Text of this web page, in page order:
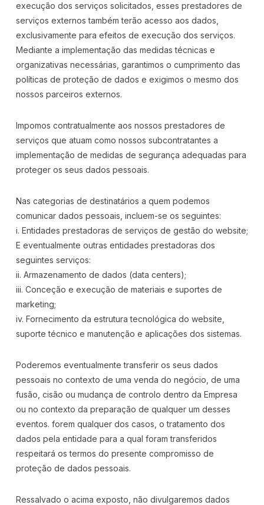
execução dos serviços solicitados, esses prestadores de
serviços externos também terão acesso aos dados,
exclusivamente para efeitos de execução dos serviços.
Mediante a implementação das medidas técnicas e
organizativas necessárias, garantimos o cumprimento das
políticas de proteção de dados e exigimos o mesmo dos
nossos parceiros externos.
Impomos contratualmente aos nossos prestadores de
serviços que atuam como nossos subcontratantes a
implementação de medidas de segurança adequadas para
proteger os seus dados pessoais.
Nas categorias de destinatários a quem podemos
comunicar dados pessoais, incluem-se os seguintes:
i. Entidades prestadoras de serviços de gestão do website;
E eventualmente outras entidades prestadoras dos
seguintes serviços:
ii. Armazenamento de dados (data centers);
iii. Conceção e execução de materiais e suportes de
marketing;
iv. Fornecimento da estrutura tecnológica do website,
suporte técnico e manutenção e aplicações dos sistemas.
Poderemos eventualmente transferir os seus dados
pessoais no contexto de uma venda do negócio, de uma
fusão, cisão ou mudança de controlo dentro da Empresa
ou no contexto da preparação de qualquer um desses
eventos. forem qualquer dos casos, o tratamento dos
dados pela entidade para a qual foram transferidos
respeitará os termos do presente compromisso de
proteção de dados pessoais.
Ressalvado o acima exposto, não divulgaremos dados